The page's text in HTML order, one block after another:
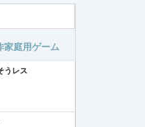
家庭用ゲーム
うレス